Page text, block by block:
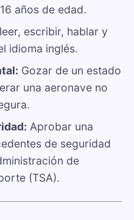
años de edad.
escribir, hablar y
idioma inglés.
Gozar de un estado
una aeronave no
Aprobar una
de seguridad
de
(TSA).